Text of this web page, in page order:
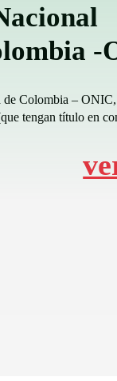
-
Colombia – ONIC,
tengan título en